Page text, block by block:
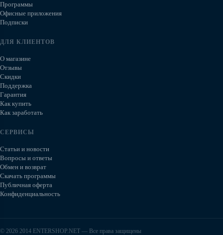
Программы
Офисные приложения
Подписки
ДЛЯ КЛИЕНТОВ
О магазине
Отзывы
Скидки
Поддержка
Гарантия
Как купить
Как заработать
СЕРВИСЫ
Статьи и новости
Вопросы и ответы
Обмен и возврат
Скачать программы
Публичная оферта
Конфиденциальность
© 2026 2014 ENTERSHOP.NET — Все права защищены